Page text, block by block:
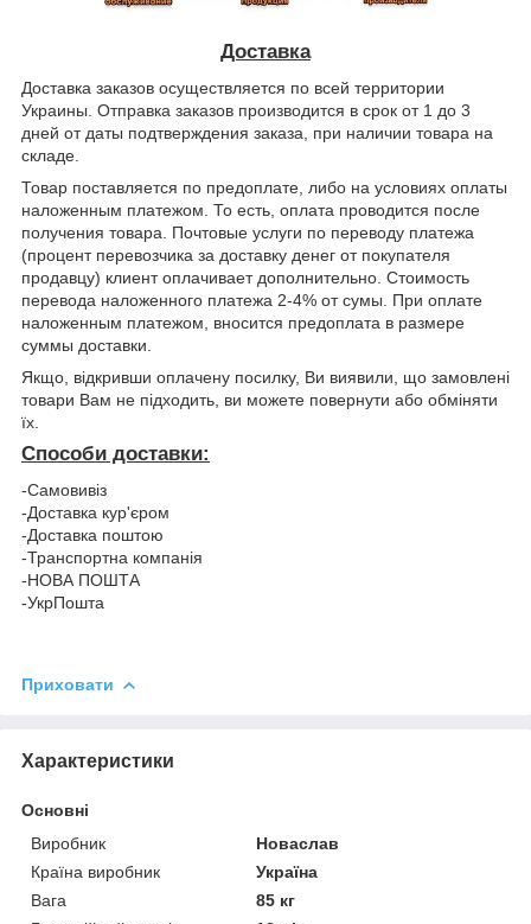
Доставка
Доставка заказов осуществляется по всей территории
Украины. Отправка заказов производится в срок от 1 до 3
дней от даты подтверждения заказа, при наличии товара на
складе.
Товар поставляется по предоплате, либо на условиях оплаты
наложенным платежом. То есть, оплата проводится после
получения товара. Почтовые услуги по переводу платежа
(процент перевозчика за доставку денег от покупателя
продавцу) клиент оплачивает дополнительно. Стоимость
перевода наложенного платежа 2-4% от сумы. При оплате
наложенным платежом, вносится предоплата в размере
суммы доставки.
Якщо, відкривши оплачену посилку, Ви виявили, що замовлені
товари Вам не підходить, ви можете повернути або обміняти
їх.
Способи доставки:
-Самовивіз
-Доставка кур'єром
-Доставка поштою
-Транспортна компанія
-НОВА ПОШТА
-УкрПошта
Приховати
Характеристики
Основні
Виробник
Новаслав
Країна виробник
Україна
Вага
85 кг